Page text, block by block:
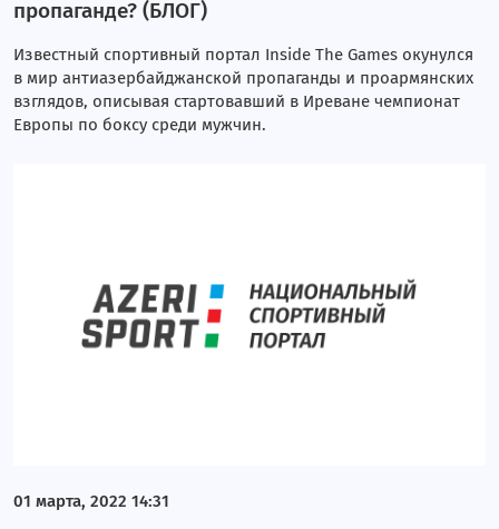
пропаганде? (БЛОГ)
Известный спортивный портал Inside The Games окунулся
в мир антиазербайджанской пропаганды и проармянских
взглядов, описывая стартовавший в Иреване чемпионат
Европы по боксу среди мужчин.
01 марта, 2022 14:31